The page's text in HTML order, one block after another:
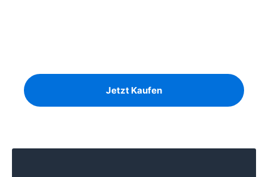
Jetzt Kaufen